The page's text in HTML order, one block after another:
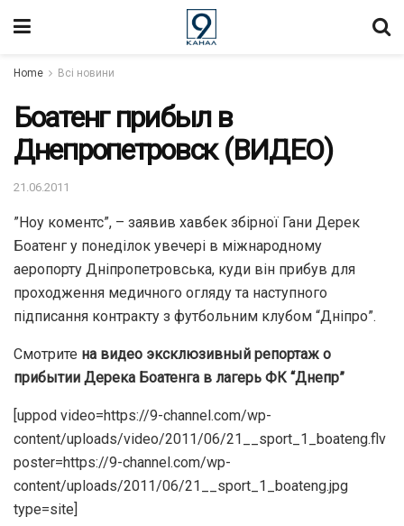
Home Всі новини
Боатенг прибыл в
Днепропетровск (ВИДЕО)
21.06.2011
”Ноу коментс”, – заявив хавбек збірної Гани Дерек
Боатенг у понеділок увечері в міжнародному
аеропорту Дніпропетровська, куди він прибув для
проходження медичного огляду та наступного
підписання контракту з футбольним клубом “Дніпро”.
Смотрите на видео эксклюзивный репортаж о
прибытии Дерека Боатенга в лагерь ФК “Днепр”
[uppod video=https://9-channel.com/wp-
content/uploads/video/2011/06/21__sport_1_boateng.flv
poster=https://9-channel.com/wp-
content/uploads/2011/06/21__sport_1_boateng.jpg
type=site]